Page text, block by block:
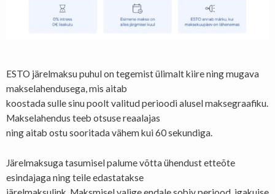
ESTO järelmaksu puhul on tegemist ülimalt kiire ning mugava
makselahendusega, mis aitab
koostada sulle sinu poolt valitud perioodi alusel maksegraafiku.
Makselahendus teeb otsuse reaalajas
ning aitab ostu sooritada vähem kui 60 sekundiga.
Järelmaksuga tasumisel palume võtta ühendust etteõte
esindajaga ning teile edastatakse